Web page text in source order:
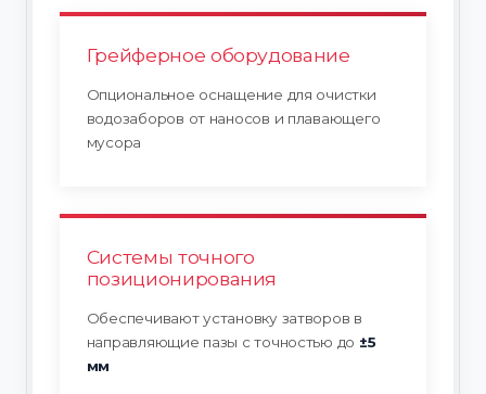
Грейферное оборудование
Опциональное оснащение для очистки
водозаборов от наносов и плавающего
мусора
Системы точного
позиционирования
Обеспечивают установку затворов в
направляющие пазы с точностью до ±5
мм